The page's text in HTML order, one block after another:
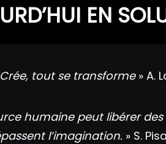
EN
tout se transforme » A.
humaine peut libérer
l’imagination.» S.